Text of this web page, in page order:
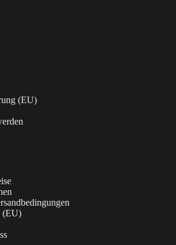
(EU)
(EU)